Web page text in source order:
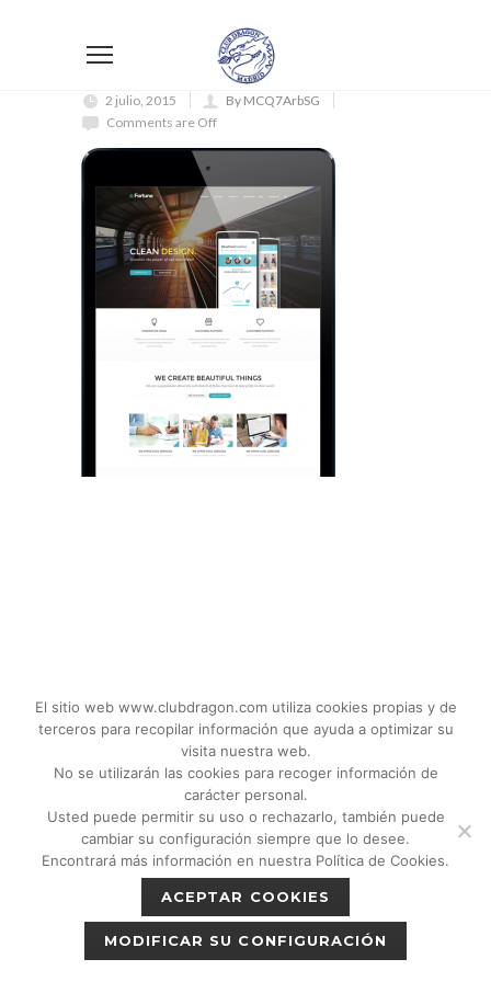
2 julio, 2015
By MCQ7ArbSG
Comments are Off
© 2018 - 2026 CLUB DRAGON MADRID |
C/Don Quijote, 5 Semisotano. Madrid (28020)
Política de privacidad|Política de cookies
El sitio web www.clubdragon.com utiliza cookies propias y de
terceros para recopilar información que ayuda a optimizar su
visita nuestra web.
No se utilizarán las cookies para recoger información de
carácter personal.
Usted puede permitir su uso o rechazarlo, también puede
cambiar su configuración siempre que lo desee.
Encontrará más información en nuestra Política de Cookies.
ACEPTAR COOKIES
MODIFICAR SU CONFIGURACIÓN